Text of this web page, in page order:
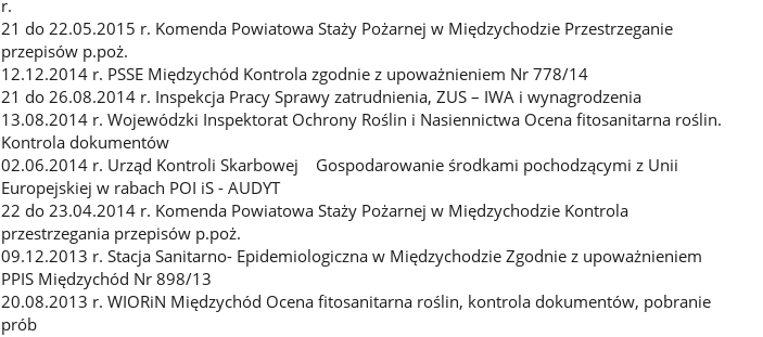
r.
21 do 22.05.2015 r. Komenda Powiatowa Staży Pożarnej w Międzychodzie Przestrzeganie
przepisów p.poż.
12.12.2014 r. PSSE Międzychód Kontrola zgodnie z upoważnieniem Nr 778/14
21 do 26.08.2014 r. Inspekcja Pracy Sprawy zatrudnienia, ZUS – IWA i wynagrodzenia
13.08.2014 r. Wojewódzki Inspektorat Ochrony Roślin i Nasiennictwa Ocena fitosanitarna roślin.
Kontrola dokumentów
02.06.2014 r. Urząd Kontroli Skarbowej Gospodarowanie środkami pochodzącymi z Unii
Europejskiej w rabach POI iS - AUDYT
22 do 23.04.2014 r. Komenda Powiatowa Staży Pożarnej w Międzychodzie Kontrola
przestrzegania przepisów p.poż.
09.12.2013 r. Stacja Sanitarno- Epidemiologiczna w Międzychodzie Zgodnie z upoważnieniem
PPIS Międzychód Nr 898/13
20.08.2013 r. WIORiN Międzychód Ocena fitosanitarna roślin, kontrola dokumentów, pobranie
prób